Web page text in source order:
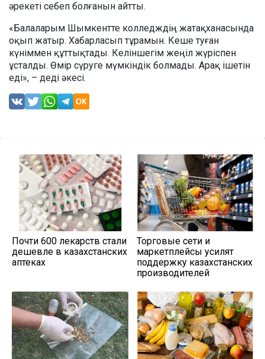
әрекеті себеп болғанын айтты.
«Балаларым Шымкентте колледждің жатақханасында
оқып жатыр. Хабарласып тұрамын. Кеше туған
күніммен құттықтады. Келіншегім жеңіл жүріспен
ұсталды. Өмір сүруге мүмкіндік болмады. Арақ ішетін
еді», – деді әкесі.
Почти 600 лекарств стали
дешевле в казахстанских
аптеках
Торговые сети и
маркетплейсы усилят
поддержку казахстанских
производителей